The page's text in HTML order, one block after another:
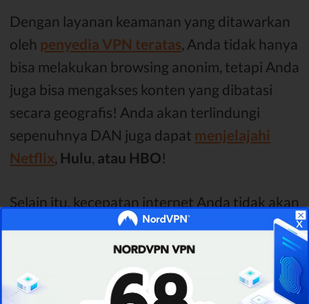
Dengan layanan keamanan yang ditawarkan
oleh penyedia VPN teratas , Anda tidak hanya
bisa melakukan browsing anonim, tetapi Anda
juga bisa mengakses konten yang dibatasi
secara geografis! Anda akan terlindungi
sepenuhnya DAN juga dapat menjelajahi
Netflix Hulu atau HBO!
Selain itu, kecepatan internet Anda tidak akan
melemah secara drastis -penyedia VPN
tertentu biasanya memperlambat kecepatan
internet Anda hanya sebesar 10-30Mb/dtk !
x